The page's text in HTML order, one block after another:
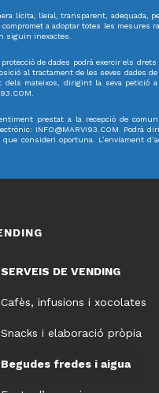
lícita, lleial, transparent, adequada,
a adoptar totes les mesures
siguin inexactes.
de dades podrà exercir els drets
al tractament de les seves dades de
mateixos, dirigint la seva petició a
prestat a la recepció de
INFO@MARVI93.COM. Podrà
consideri oportuna. L’enviament
SERVEIS DE VENDING
Cafès, infusions i xocolates
Snacks i elaboració pròpia
Begudes fredes i aigua